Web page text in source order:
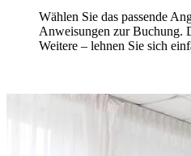
Wählen Sie das passende
Anweisungen zur Buchung.
Weitere – lehnen Sie sich